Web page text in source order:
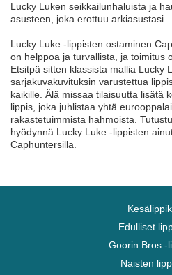
Lucky Luken seikkailunhaluista ja
asusteen, joka erottuu arkiasustasi.
Lucky Luke -lippisten ostaminen
on helppoa ja turvallista, ja toimitus
Etsitpä sitten klassista mallia Lucky
sarjakuvakuvituksin varustettua
kaikille. Älä missaa tilaisuutta lisätä
lippis, joka juhlistaa yhtä
rakastetuimmista hahmoista.
hyödynnä Lucky Luke -lippisten
Caphuntersilla.
Edulliset
Goorin Bros -
Naisten